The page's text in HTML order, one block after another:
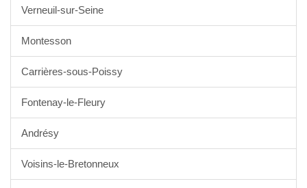
Verneuil-sur-Seine
Montesson
Carrières-sous-Poissy
Fontenay-le-Fleury
Andrésy
Voisins-le-Bretonneux